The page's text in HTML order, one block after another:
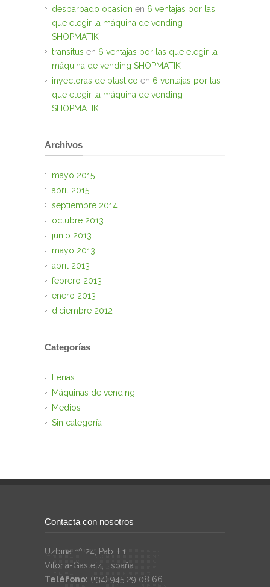
desbarbado ocasion en 6 ventajas por las
que elegir la máquina de vending
SHOPMATIK
transitus en 6 ventajas por las que elegir la
máquina de vending SHOPMATIK
inyectoras de plastico en 6 ventajas por las
que elegir la máquina de vending
SHOPMATIK
Archivos
mayo 2015
abril 2015
septiembre 2014
octubre 2013
junio 2013
mayo 2013
abril 2013
febrero 2013
enero 2013
diciembre 2012
Categorías
Ferias
Máquinas de vending
Medios
Sin categoría
Contacta con nosotros
Uzbina nº 24, Pab. F1,
Vitoria-Gasteiz, España
Teléfono: (+34) 945 29 08 66